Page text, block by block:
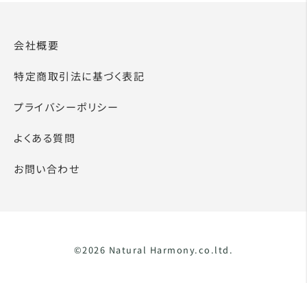
会社概要
特定商取引法に基づく表記
プライバシーポリシー
よくある質問
お問い合わせ
©2026 Natural Harmony.co.ltd.